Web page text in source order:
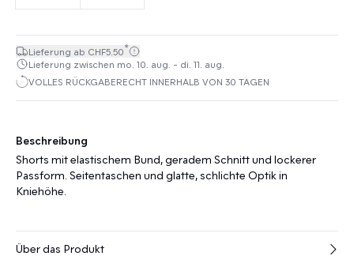
Lieferung ab CHF5.50*
Lieferung zwischen mo. 10. aug. - di. 11. aug.
VOLLES RÜCKGABERECHT INNERHALB VON 30 TAGEN
Beschreibung
Shorts mit elastischem Bund, geradem Schnitt und lockerer
Passform. Seitentaschen und glatte, schlichte Optik in
Kniehöhe.
Über das Produkt